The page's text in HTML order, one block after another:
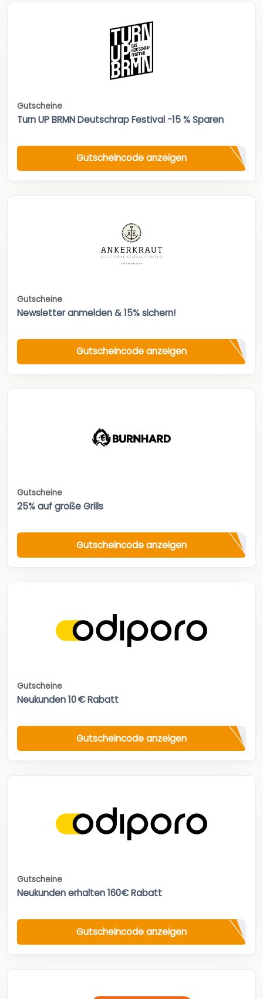
Gutscheine
Turn UP BRMN Deutschrap Festival -15 % Sparen
Gutscheincode anzeigen
Gutscheine
Newsletter anmelden & 15% sichern!
Gutscheincode anzeigen
Gutscheine
25% auf große Grills
Gutscheincode anzeigen
Gutscheine
Neukunden 10 € Rabatt
Gutscheincode anzeigen
Gutscheine
Neukunden erhalten 160€ Rabatt
Gutscheincode anzeigen